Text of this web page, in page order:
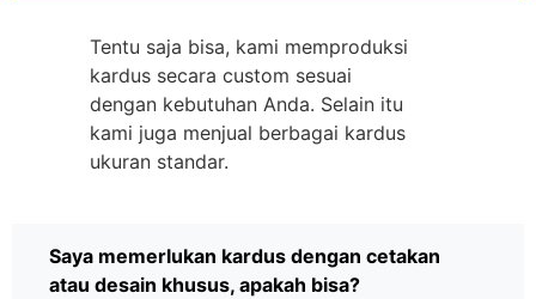
Tentu saja bisa, kami memproduksi
kardus secara custom sesuai
dengan kebutuhan Anda. Selain itu
kami juga menjual berbagai kardus
ukuran standar.
Saya memerlukan kardus dengan cetakan
atau desain khusus, apakah bisa?